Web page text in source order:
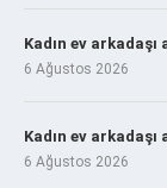
Kadın ev arkadaşı
6 Ağustos 2026
Kadın ev arkadaşı
6 Ağustos 2026